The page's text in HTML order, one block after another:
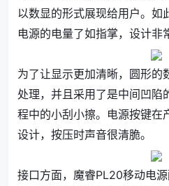
以数显的形式展现给用户。如
电源的电量了如指掌，设计非
为了让显示更加清晰，圆形的
处理，并且采用了是中间凹陷
程中的小刮小擦。电源按键在
设计，按压时声音很清脆。
接口方面，魔睿PL20移动电